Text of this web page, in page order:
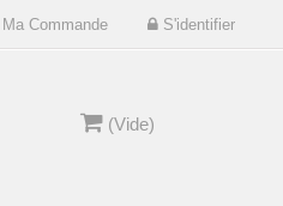
Commande S'identifier
(Vide)